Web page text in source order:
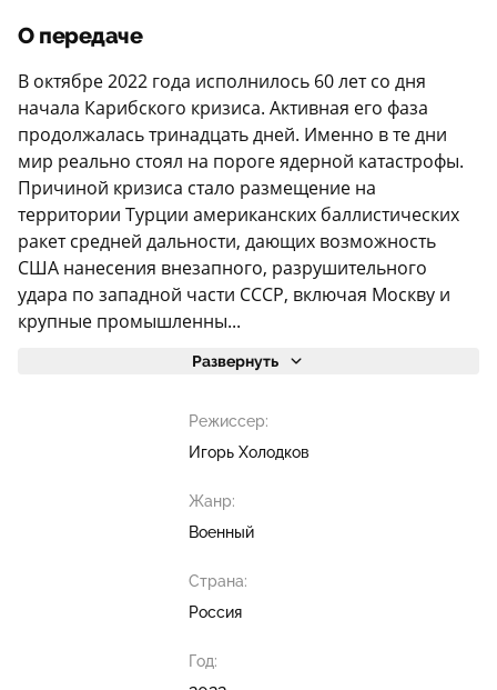
О передаче
В октябре 2022 года исполнилось 60 лет со дня
начала Карибского кризиса. Активная его фаза
продолжалась тринадцать дней. Именно в те дни
мир реально стоял на пороге ядерной катастрофы.
Причиной кризиса стало размещение на
территории Турции американских баллистических
ракет средней дальности, дающих возможность
США нанесения внезапного, разрушительного
удара по западной части СССР, включая Москву и
крупные промышленны...
Развернуть
Режиссер:
Игорь Холодков
Жанр:
Военный
Страна:
Россия
Год: